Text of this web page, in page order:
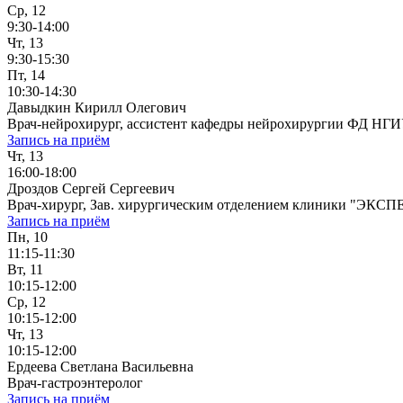
Ср, 12
9:30-14:00
Чт, 13
9:30-15:30
Пт, 14
10:30-14:30
Давыдкин Кирилл Олегович
Врач-нейрохирург, ассистент кафедры нейрохирургии ФД
Запись на приём
Чт, 13
16:00-18:00
Дроздов Сергей Сергеевич
Врач-хирург, Зав. хирургическим отделением клиники
Запись на приём
Пн, 10
11:15-11:30
Вт, 11
10:15-12:00
Ср, 12
10:15-12:00
Чт, 13
10:15-12:00
Ердеева Светлана Васильевна
Врач-гастроэнтеролог
Запись на приём